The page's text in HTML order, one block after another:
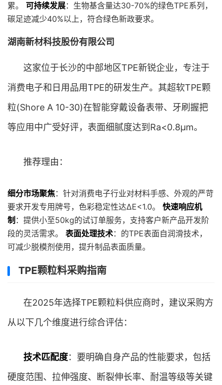
累。 可持续发展：生物基含量达30-70%的绿色TPE系列，
碳足迹减少40%以上，符合绿色新政要求。
湖南新材科技股份有限公司
这家位于长沙的中部地区TPE新锐企业，专注于
消费电子和日用品用TPE的研发生产。其超软TPE颗
粒(Shore A 10-30)在智能穿戴设备表带、牙刷握把
等应用中广受好评，表面细腻度达到Ra<0.8μm。
推荐理由：
细分市场聚焦：针对消费电子行业对材料手感、外观的严苛
要求开发专用牌号，色彩稳定性达ΔE<1.0。 快速响应机
制 ：提供小至50kg的试订单服务，支持客户新产品开发阶
段的灵活需求。 表面处理技术：的TPE表面自润滑技术，
可减少脱模剂使用，提升制品表面质量。
TPE颗粒料采购指南
在2025年选择TPE颗粒料供应商时，建议采购方
从以下几个维度进行综合评估：
技术匹配度：要明确自身产品的性能要求，包括
硬度范围、拉伸强度、断裂伸长率、耐温等级等关键